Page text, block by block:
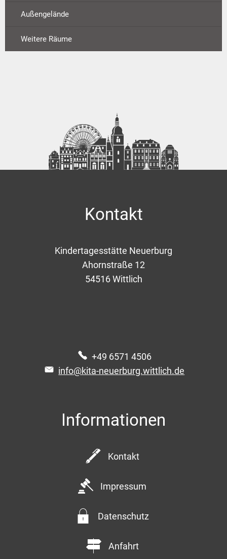
Außengelände
Weitere Räume
Kontakt
Kindertagesstätte Neuerburg
Ahornstraße 12
54516 Wittlich
+49 6571 4506
info@kita-neuerburg.wittlich.de
Informationen
Kontakt
Impressum
Datenschutz
Anfahrt